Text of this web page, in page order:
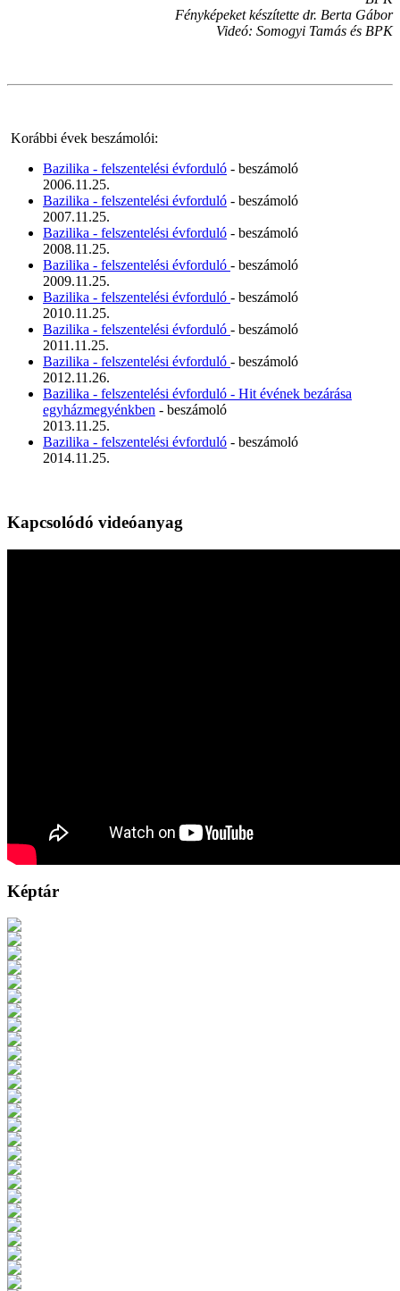
Fényképeket készítette dr. Berta Gábor
Videó: Somogyi Tamás és BPK
Korábbi évek beszámolói:
Bazilika - felszentelési évforduló - beszámoló
2006.11.25.
Bazilika - felszentelési évforduló - beszámoló
2007.11.25.
Bazilika - felszentelési évforduló - beszámoló
2008.11.25.
Bazilika - felszentelési évforduló - beszámoló
2009.11.25.
Bazilika - felszentelési évforduló - beszámoló
2010.11.25.
Bazilika - felszentelési évforduló - beszámoló
2011.11.25.
Bazilika - felszentelési évforduló - beszámoló
2012.11.26.
Bazilika - felszentelési évforduló - Hit évének bezárása
egyházmegyénkben - beszámoló
2013.11.25.
Bazilika - felszentelési évforduló - beszámoló
2014.11.25.
Kapcsolódó videóanyag
Képtár